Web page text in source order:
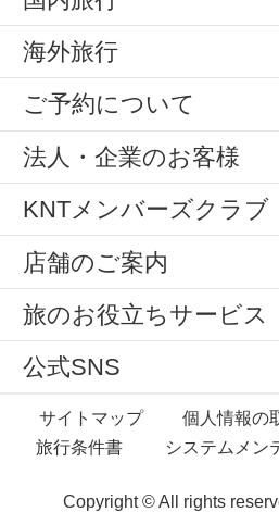
海外旅行
ご予約について
法人・企業のお客様
KNTメンバーズクラブ
店舗のご案内
旅のお役立ちサービス
公式SNS
サイトマップ 個人情報の
旅行条件書
システムメン
Copyright © All rights